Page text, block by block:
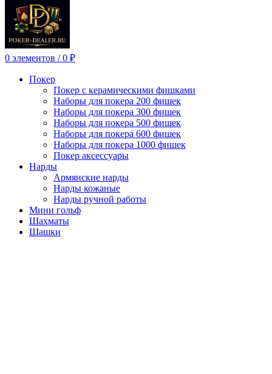
0 элементов / 0 ₽
Покер
Покер с керамическими фишками
Наборы для покера 200 фишек
Наборы для покера 300 фишек
Наборы для покера 500 фишек
Наборы для покера 600 фишек
Наборы для покера 1000 фишек
Покер аксессуары
Нарды
Армянские нарды
Нарды кожаные
Нарды ручной работы
Мини гольф
Шахматы
Шашки